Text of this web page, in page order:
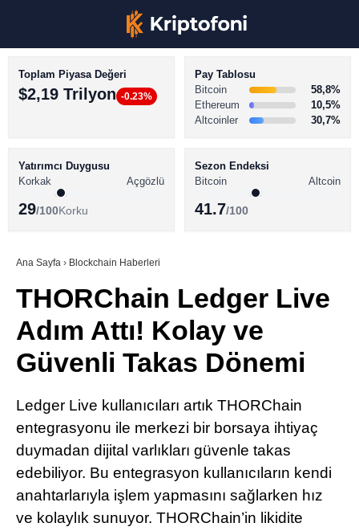
Youtube
TikTok
LinkedIn
Telegram
BİTCOİN HABERLERİ
ALTCOİN HABERLERİ
SÖZLÜK
Toplam Piyasa Değeri
$2,19 Trilyon -0.23%
Pay Tablosu
Bitcoin
58,8%
Ethereum
10,5%
Altcoinler
30,7%
Yatırımcı Duygusu
Korkak
Açgözlü
29/100Korku
Sezon Endeksi
Bitcoin
Altcoin
41.7/100
Ana Sayfa › Blockchain Haberleri
THORChain Ledger Live
Adım Attı! Kolay ve
Güvenli Takas Dönemi
Ledger Live kullanıcıları artık THORChain
entegrasyonu ile merkezi bir borsaya ihtiyaç
duymadan dijital varlıkları güvenle takas
edebiliyor. Bu entegrasyon kullanıcıların kendi
anahtarlarıyla işlem yapmasını sağlarken hız
ve kolaylık sunuyor. THORChain’in likidite